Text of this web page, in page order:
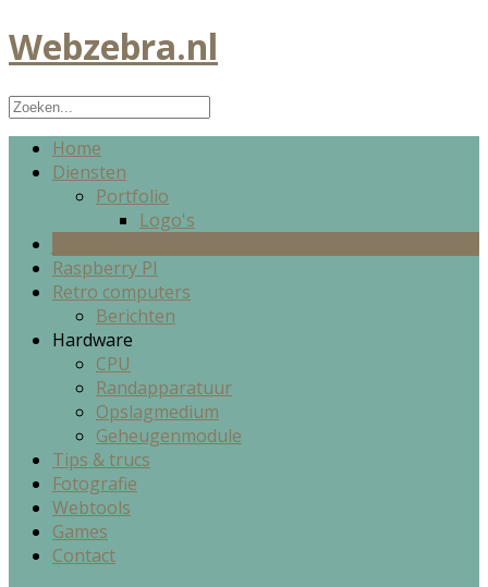
Webzebra.nl
Home
Diensten
Portfolio
Logo's
Raspberry PI
Retro computers
Berichten
Hardware
CPU
Randapparatuur
Opslagmedium
Geheugenmodule
Tips & trucs
Fotografie
Webtools
Games
Contact